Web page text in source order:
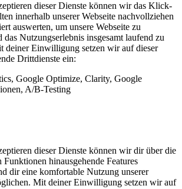
dieser Dienste können wir das Klick-
innerhalb unserer Webseite nachvollziehen
auswerten, um unsere Webseite zu
das Nutzungserlebnis insgesamt laufend zu
deiner Einwilligung setzen wir auf dieser
Drittdienste ein:
Google Optimize, Clarity, Google
A/B-Testing
dieser Dienste können wir dir über die
Funktionen hinausgehende Features
dir eine komfortable Nutzung unserer
Mit deiner Einwilligung setzen wir auf